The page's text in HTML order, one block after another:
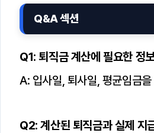
Q&A 섹션
Q1: 퇴직금 계산에 필요한 정
A: 입사일, 퇴사일, 평균임금
Q2: 계산된 퇴직금과 실제 지